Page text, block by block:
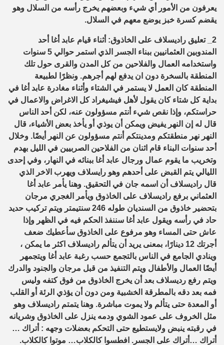
يعرفون من الأمور أي شيء وبعضهم يخرج رأسه من السلال وهو
يقضم كسرة خبز يوضع معهم في السلال.
2_ تعليق راديسلاف على الخاذوق: أثناء قيام عابد أغا أحد
المندوبين العثمانيين ببناء الجسر الذي استمر حوالي 5 سنوات
واستخدامه العمال والفلاحين من كل المدن والقرى حول تلك
المنطقة بالسخرة دون ان يدفع لهم أجرهم. ونظرًا لطبيعة
المنطقة كان العمل لا يستمر في الشتاء وأثناء مغادرة عابد أغا في
بداية كل شتاء كان يقول لأهل فيشيغراد كل الاغراض والاعمال في
حراستكم، وإذا نقص شيء أنتم مسؤولون عنه، لكن أحد الناس
قال له إن النهر يفيض ويمكن أن يوذي أو يأخذ بعض الأشياء، قال
النهر نهر منطقتكم ومدينتكم أنتم مسؤولون عن النهر أيضًا. وخلال
أحد سنوات البناء قام اثنان من الفلاحين الصربيين في الليل بهدم
وتخريب ما يقوم عمال ورجال عابد أغا ببنائه في النهار، وفي إحدى
الليالي يتم القبض على أحدهم وهو رايسلاف ويهرب الاخر الذي
قال راديسلاف أن اسمه جان في التحقيق. وهنا يأمر عابد أغا
العثماني برفع راديسلاف على الخاذوق ويأمر الغجري مرجان
بتحضير خاذوق من السنديان طوله 246 سنتيمتر ويتم تركيب حديد
حاد في رأسه ويقول عابد أغا سننفذ الحكم فيه في الظهر وإذا
عاش حتى المساء وهو مرفوع على الخاذوق سأعطيك ضعف
أجرتك 12 دينارًا، بمعنى يريد أن يتألم راديسلاف اكثر ما يمكن ،
وينادي الجامع في الناس بالتجمع حسب رغبة عابد أغا ويتجمهر
أيضًا العمال والأطفال ويتم التنفيذ من قبل مرجان والجنود والدرك
ويتم رفع رديسلاف بعد أن يخرج الخاذوق من فوق كتفه وليس
فمه بعد دقه بالمطرقة الخشبية ومن دون أن يؤذي الرئة أو القلب
أو المعدة حتى يتألم ولا يموت مباشرة. وهنا يتمتم راديسلاف وهو
مثل الخروف على عمود الشوي ودمه ينزل على الخاذوق وشريانه
في رقبته ينبض ولايستطيع حتى التحكم بعضلات وجهه : أتراك …
أتراك …أتراك على الجسر. افطسوا كالكلاب… موتوا كالكلاب.